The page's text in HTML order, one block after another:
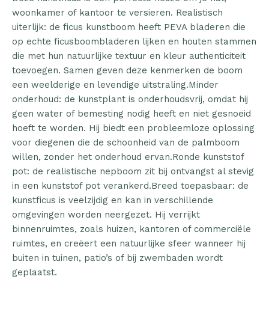
woonkamer of kantoor te versieren. Realistisch
uiterlijk: de ficus kunstboom heeft PEVA bladeren die
op echte ficusboombladeren lijken en houten stammen
die met hun natuurlijke textuur en kleur authenticiteit
toevoegen. Samen geven deze kenmerken de boom
een weelderige en levendige uitstraling.Minder
onderhoud: de kunstplant is onderhoudsvrij, omdat hij
geen water of bemesting nodig heeft en niet gesnoeid
hoeft te worden. Hij biedt een probleemloze oplossing
voor diegenen die de schoonheid van de palmboom
willen, zonder het onderhoud ervan.Ronde kunststof
pot: de realistische nepboom zit bij ontvangst al stevig
in een kunststof pot verankerd.Breed toepasbaar: de
kunstficus is veelzijdig en kan in verschillende
omgevingen worden neergezet. Hij verrijkt
binnenruimtes, zoals huizen, kantoren of commerciële
ruimtes, en creëert een natuurlijke sfeer wanneer hij
buiten in tuinen, patio’s of bij zwembaden wordt
geplaatst.